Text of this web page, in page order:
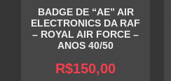
BADGE DE “AE” AIR
ELECTRONICS DA RAF
– ROYAL AIR FORCE –
ANOS 40/50
R$150,00